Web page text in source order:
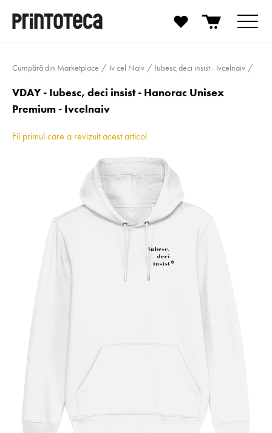
Cumpără din Marketplace Iv cel Naiv Iubesc,deci insist - Ivcelnaiv
VDAY - Iubesc, deci insist - Hanorac Unisex
Premium - Ivcelnaiv
Fii primul care a revizuit acest articol